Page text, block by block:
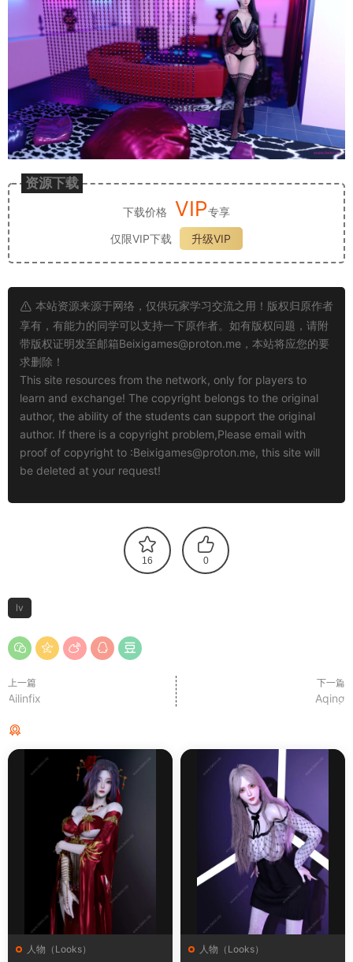
资源下载
下载价格 VIP专享
仅限VIP下载
升级VIP
本站资源来源于网络，仅供玩家学习交流之用！版权归原作者
享有，有能力的同学可以支持一下原作者。如有版权问题，请附
带版权证明发至邮箱Beixigames@proton.me ，本站将应您的要
求删除！
This site resources from the network, only for players to
learn and exchange! The copyright belongs to the original
author, the ability of the students can support the original
author. If there is a copyright problem,Please email with
proof of copyright to :Beixigames@proton.me, this site will
be deleted at your request!
16 0
lv
上一篇
Ailinfix
下一篇
Aqing
人物（Looks） 人物（Looks）